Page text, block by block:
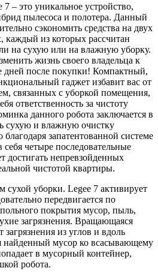
– это уникальное устройство,
пылесоса и полотера. Данный
сэкономить средства на двух
каждый из которых рассчитан
на сухую или на влажную уборку.
жизнь своего владельца к
после покупки! Компактный,
гаджет избавит вас от
связанных с уборкой помещения,
ответственность за чистоту
данного робота заключается в
сухую и влажную очистку
запатентованной системе
четыре последовательные
достигать непревзойденных
чистотой квартиры.
сухой уборки. Legee 7 активирует
передвигается по
покрытия мусор, пыль,
загрязнения. Вращающаяся
из углов и вдоль
найденный мусор ко всасывающему
в мусорный контейнер,
робота.